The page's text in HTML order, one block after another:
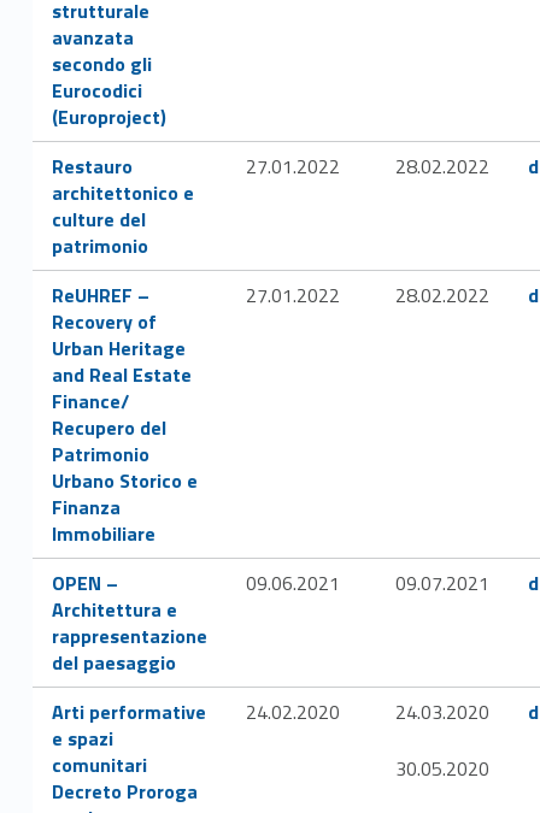
c
o
t
u
o
n
e
d
strutturale
avanzata
secondo gli
Eurocodici
(Europroject)
Link identifier #identifier__181615-6
Restauro
architettonico e
culture del
patrimonio
27.01.2022 28.02.2022 Link identifier #identifier__164059-7
Link identifier #identifier__127090-9
ReUHREF –
Recovery of
Urban Heritage
and Real Estate
Finance/
Recupero del
Patrimonio
Urbano Storico e
Finanza
Immobiliare
27.01.2022 28.02.2022 Link
Link identifier #identifier__77747-11
OPEN –
Architettura e
rappresentazione
del paesaggio
09.06.2021 09.07.2021 Link
Link identifier #identifier__57070-14
Arti performative
e spazi
comunitari
Link identifier #identifier__146030-15
Decreto Proroga
24.02.2020
24.03.2020
30.05.2020
Link